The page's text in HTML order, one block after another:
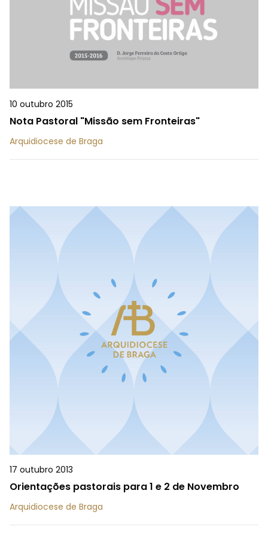
10 outubro 2015
Nota Pastoral "Missão sem Fronteiras"
Arquidiocese de Braga
17 outubro 2013
Orientações pastorais para 1 e 2 de Novembro
Arquidiocese de Braga